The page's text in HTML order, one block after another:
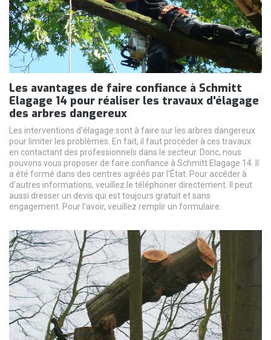
Les avantages de faire confiance à Schmitt
Elagage 14 pour réaliser les travaux d'élagage
des arbres dangereux
Les interventions d'élagage sont à faire sur les arbres dangereux
pour limiter les problèmes. En fait, il faut procéder à ces travaux
en contactant des professionnels dans le secteur. Donc, nous
pouvons vous proposer de faire confiance à Schmitt Elagage 14. Il
a été formé dans des centres agréés par l'État. Pour accéder à
d'autres informations, veuillez le téléphoner directement. Il peut
aussi dresser un devis qui est toujours gratuit et sans
engagement. Pour l'avoir, veuillez remplir un formulaire.